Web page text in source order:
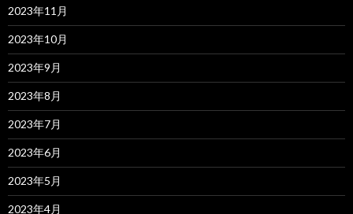
2023年11月
2023年10月
2023年9月
2023年8月
2023年7月
2023年6月
2023年5月
2023年4月